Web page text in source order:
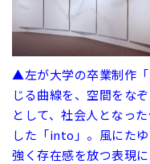
▲左が大学の卒業制作
じる曲線を、空間をな
として、社会人となっ
した「into」。風にた
強く存在感を放つ表現に